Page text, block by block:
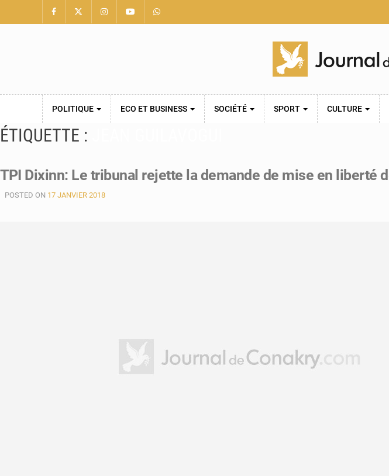
POLITIQUE ECO ET BUSINESS SOCIÉTÉ SPORT CULTURE
ÉTIQUETTE :
TPI Dixinn: Le tribunal rejette la demande de mise en liberté
POSTED ON 17 JANVIER 2018